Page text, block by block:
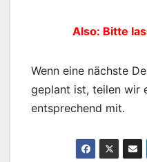
Also: Bitte
Wenn eine nächste
geplant ist, teilen wir
entsprechend mit.